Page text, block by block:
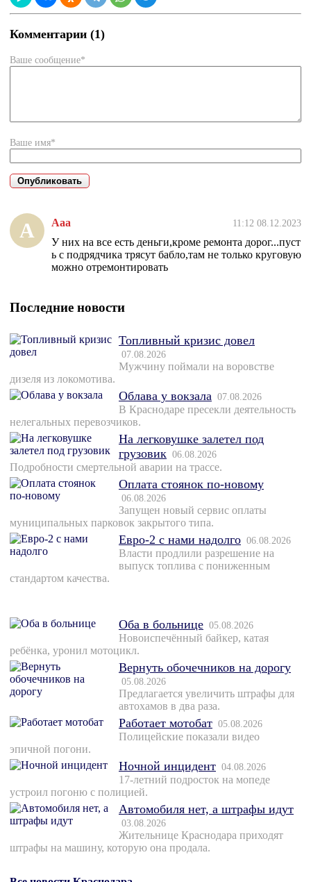
Комментарии (1)
Ваше сообщение*
Ваше имя*
А Ааа 11:12 08.12.2023
У них на все есть деньги,кроме ремонта дорог...пуст
ь с подрядчика трясут бабло,там не только круговую
можно отремонтировать
Последние новости
Топливный кризис довел
07.08.2026
Мужчину поймали на воровстве
дизеля из локомотива.
Облава у вокзала 07.08.2026
В Краснодаре пресекли деятельность
нелегальных перевозчиков.
На легковушке залетел под
грузовик 06.08.2026
Подробности смертельной аварии на трассе.
Оплата стоянок по-новому
06.08.2026
Запущен новый сервис оплаты
муниципальных парковок закрытого типа.
Евро-2 с нами надолго 06.08.2026
Власти продлили разрешение на
выпуск топлива с пониженным
стандартом качества.
Оба в больнице 05.08.2026
Новоиспечённый байкер, катая
ребёнка, уронил мотоцикл.
Вернуть обочечников на дорогу
05.08.2026
Предлагается увеличить штрафы для
автохамов в два раза.
Работает мотобат 05.08.2026
Полицейские показали видео
эпичной погони.
Ночной инцидент 04.08.2026
17-летний подросток на мопеде
устроил погоню с полицией.
Автомобиля нет, а штрафы идут
03.08.2026
Жительнице Краснодара приходят
штрафы на машину, которую она продала.